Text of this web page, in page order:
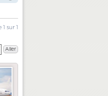
1 sur 1